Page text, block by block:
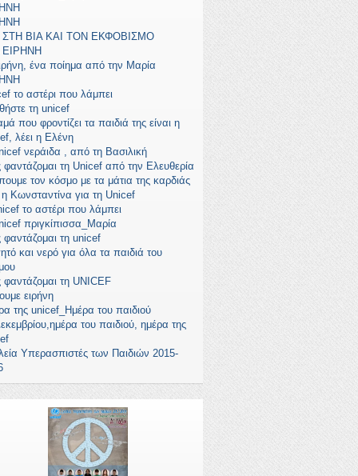
ΣΤΗ ΒΙΑ ΚΑΙ ΤΟΝ ΕΚΦΟΒΙΣΜΟ
ΕΙΡΗΝΗ
ένα ποίημα από την Μαρία
το αστέρι που λάμπει
τη unicef
που φροντίζει τα παιδιά της είναι η
λέει η Ελένη
νεράιδα , από τη Βασιλική
τη Unicef από την Ελευθερία
τον κόσμο με τα μάτια της καρδιάς
η Κωνσταντίνα για τη Unicef
το αστέρι που λάμπει
πριγκίπισσα_Μαρία
τη unicef
και νερό για όλα τα παιδιά του
τη UNICEF
ειρήνη
της unicef_Ημέρα του παιδιού
του παιδιού, ημέρα της
Υπερασπιστές των Παιδιών 2015-